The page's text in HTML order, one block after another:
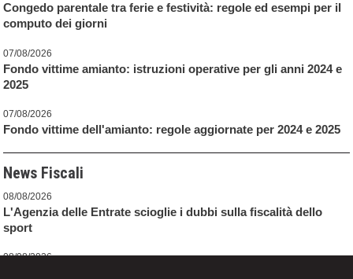
Congedo parentale tra ferie e festività: regole ed esempi per il
computo dei giorni
07/08/2026
Fondo vittime amianto: istruzioni operative per gli anni 2024 e
2025
07/08/2026
Fondo vittime dell'amianto: regole aggiornate per 2024 e 2025
News Fiscali
08/08/2026
L'Agenzia delle Entrate scioglie i dubbi sulla fiscalità dello
sport
08/08/2026